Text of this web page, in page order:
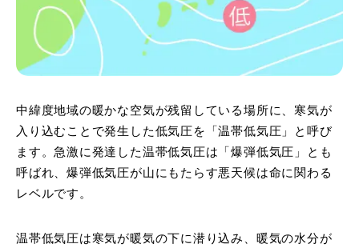
中緯度地域の暖かな空気が残留している場所に、寒気が
入り込むことで発生した低気圧を「温帯低気圧」と呼び
ます。急激に発達した温帯低気圧は「爆弾低気圧」とも
呼ばれ、爆弾低気圧が山にもたらす悪天候は命に関わる
レベルです。
温帯低気圧は寒気が暖気の下に潜り込み、暖気の水分が